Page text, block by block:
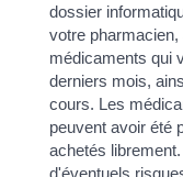
dossier
votre
médicaments qui
derniers mois,
cours. Les
peuvent avoir été
achetés
d'éventuels